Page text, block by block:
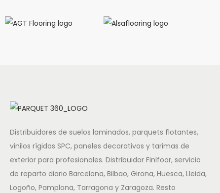
Distribuidores de suelos laminados, parquets flotantes,
vinilos rígidos SPC, paneles decorativos y tarimas de
exterior para profesionales. Distribuidor Finlfoor, servicio
de reparto diario Barcelona, Bilbao, Girona, Huesca, Lleida,
Logoño, Pamplona, Tarragona y Zaragoza. Resto